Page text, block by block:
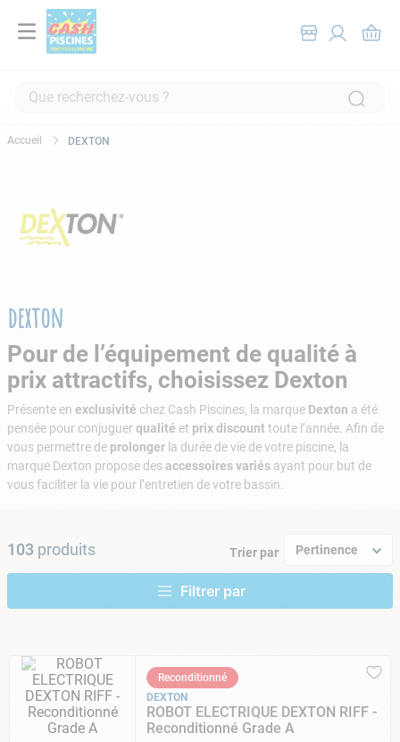
Que recherchez-vous ?
DEXTON
dexton
Pour de l’équipement de qualité à
prix attractifs, choisissez Dexton
Présente en exclusivité chez Cash Piscines, la marque Dexton a été
pensée pour conjuguerqualité et prix discount toute l’année. Afin de
vous permettre de prolonger la durée de vie de votre piscine, la
marque Dexton propose desaccessoires variés ayant pour but de
vous faciliter la vie pour l’entretien de votre bassin.
103 produits Trier par Pertinence
Reconditionné
DEXTON
ROBOT ELECTRIQUE DEXTON RIFF -
Reconditionné Grade A
3.
robot piscine
7.
spa
8.
aspirateur piscine
9.
skimmer
10. chlore choc